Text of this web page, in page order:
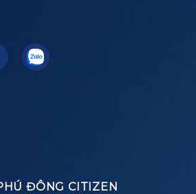
ĐÔNG CITIZEN